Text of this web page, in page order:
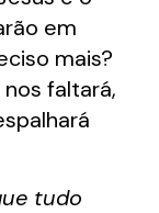
em
mais?
faltará,
tudo